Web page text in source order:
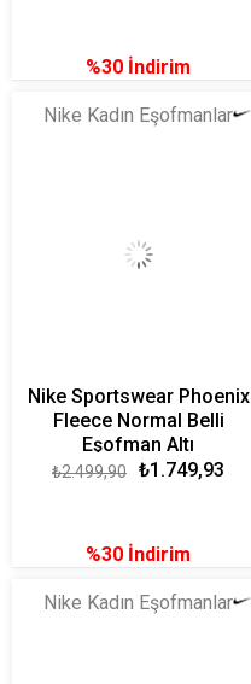
%30 İndirim
Nike Kadın Eşofmanlar
Nike Sportswear Phoenix
Fleece Normal Belli
Eşofman Altı
₺1.749,93
₺2.499,90
%30 İndirim
Nike Kadın Eşofmanlar